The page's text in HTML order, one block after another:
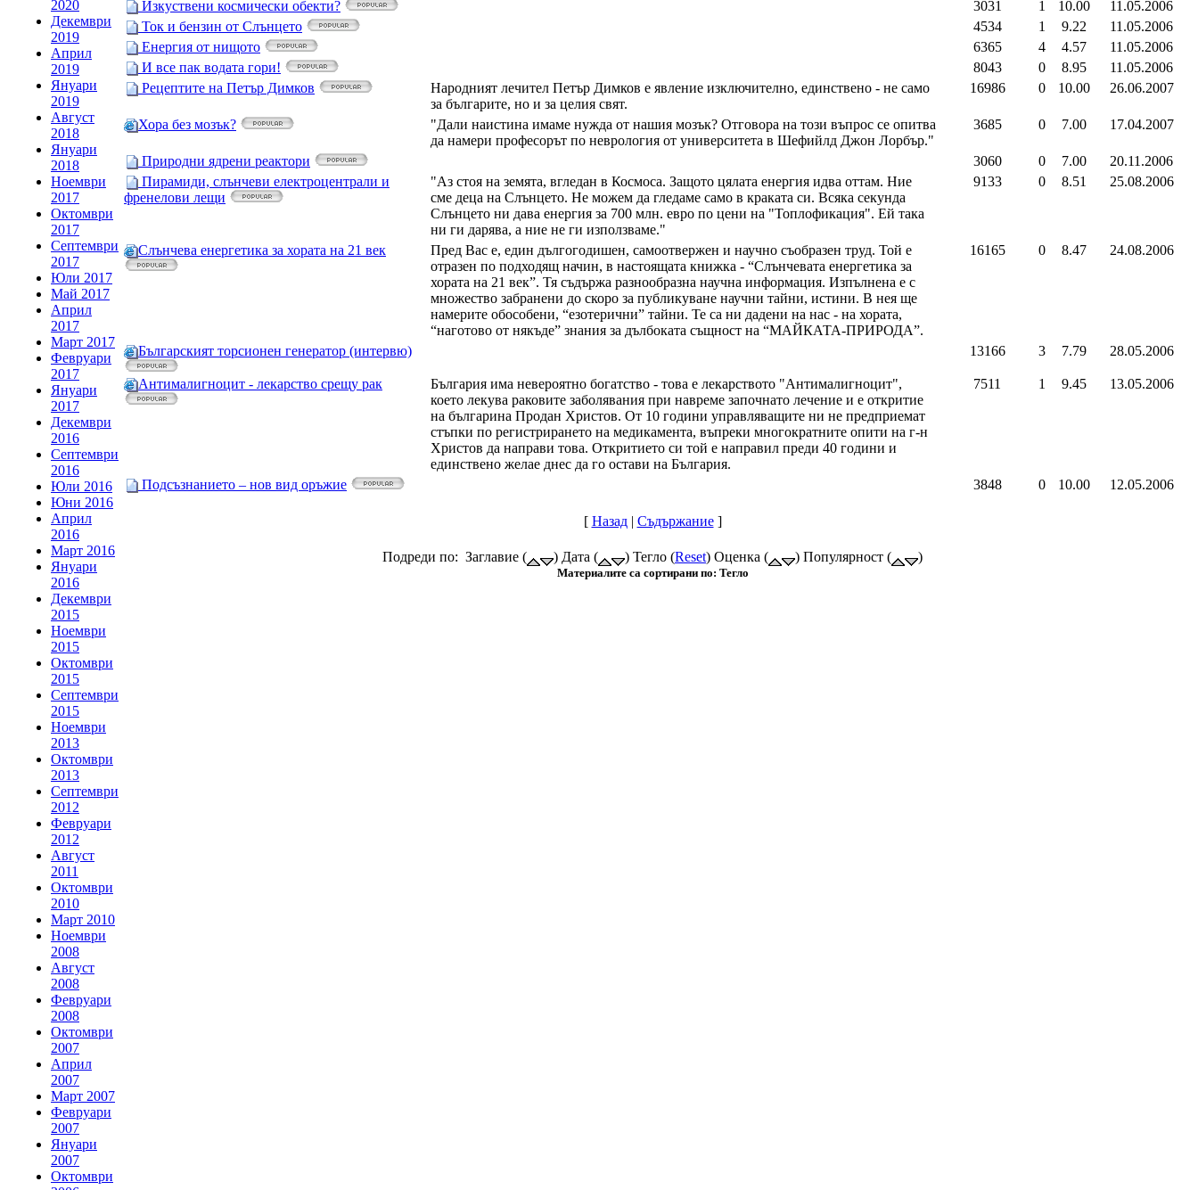
2020
Декември
2019
Април
2019
Януари
2019
Август
2018
Януари
2018
Ноември
2017
Октомври
2017
Септември
2017
Юли 2017
Май 2017
Април
2017
Март 2017
Февруари
2017
Януари
2017
Декември
2016
Септември
2016
Юли 2016
Юни 2016
Април
2016
Март 2016
Януари
2016
Декември
2015
Ноември
2015
Октомври
2015
Септември
2015
Ноември
2013
Октомври
2013
Септември
2012
Февруари
2012
Август
2011
Октомври
2010
Март 2010
Ноември
2008
Август
2008
Февруари
2008
Октомври
2007
Април
2007
Март 2007
Февруари
2007
Януари
2007
Октомври
Изкуствени космически обекти?
3031 1 10.00
11.05.2006
Ток и бензин от Слънцето
4534 1 9.22
11.05.2006
Енергия от нищото
6365 4 4.57
11.05.2006
И все пак водата гори!
8043 0 8.95
11.05.2006
Рецептите на Петър Димков
Народният лечител Петър Димков е явление изключително, единствено - не само
за българите, но и за целия свят.
16986 0 10.00 26.06.2007
Хора без мозък?
"Дали наистина имаме нужда от нашия мозък? Отговора на този въпрос се опитва
да намери професорът по неврология от университета в Шефийлд Джон Лорбър."
3685 0 7.00 17.04.2007
Природни ядрени реактори 3060 0 7.00
20.11.2006
Пирамиди, слънчеви електроцентрали и
френелови лещи
"Аз стоя на земята, вгледан в Космоса. Защото цялата енергия идва оттам. Ние
сме деца на Слънцето. Не можем да гледаме само в краката си. Всяка секунда
Слънцето ни дава енергия за 700 млн. евро по цени на "Топлофикация". Ей така
ни ги дарява, а ние не ги използваме."
9133 0 8.51 25.08.2006
Слънчева енергетика за хората на 21 век
Пред Вас е, един дългогодишен, самоотвержен и научно съобразен труд. Той е
отразен по подходящ начин, в настоящата книжка - “Слънчевата енергетика за
хората на 21 век”. Тя съдържа разнообразна научна информация. Изпълнена е с
множество забранени до скоро за публикуване научни тайни, истини. В нея ще
намерите обособени, “езотерични” тайни. Те са ни дадени на нас - на хората,
“наготово от някъде” знания за дълбоката същност на “МАЙКАТА-ПРИРОДА”.
16165 0 8.47 24.08.2006
Българският торсионен генератор (интервю) 13166 3 7.79 28.05.2006
Антималигноцит - лекарство срещу рак
България има невероятно богатство - това е лекарството "Антималигноцит",
което лекува раковите заболявания при навреме започнато лечение и е откритие
на българина Продан Христов. От 10 години управляващите ни не предприемат
стъпки по регистрирането на медикамента, въпреки многократните опити на г-н
Христов да направи това. Откритието си той е направил преди 40 години и
единствено желае днес да го остави на България.
7511 1 9.45 13.05.2006
Подсъзнанието – нов вид оръжие 3848 0 10.00 12.05.2006
[ Назад| Съдържание]
Подреди по: Заглавие ( ) Дата ( ) Тегло (Reset) Оценка ( ) Популярност ( )
Материалите са сортирани по: Тегло